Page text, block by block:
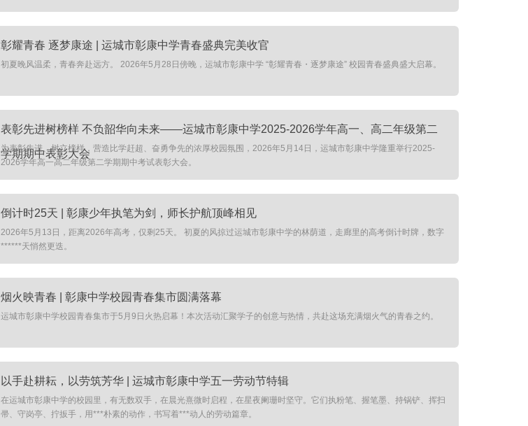
彰耀青春 逐梦康途 | 运城市彰康中学青春盛典完美收官
初夏晚风温柔，青春奔赴远方。 2026年5月28日傍晚，运城市彰康中学 “彰耀青春・逐梦康途” 校园青春盛典盛大启幕。
表彰先进树榜样 不负韶华向未来——运城市彰康中学2025-2026学年高一、高二年级第二
学期期中表彰大会
为表彰先进、树立榜样，营造比学赶超、奋勇争先的浓厚校园氛围，2026年5月14日，运城市彰康中学隆重举行2025-
2026学年高一高二年级第二学期期中考试表彰大会。
倒计时25天 | 彰康少年执笔为剑，师长护航顶峰相见
2026年5月13日，距离2026年高考，仅剩25天。 初夏的风掠过运城市彰康中学的林荫道，走廊里的高考倒计时牌，数字
******天悄然更迭。
烟火映青春 | 彰康中学校园青春集市圆满落幕
运城市彰康中学校园青春集市于5月9日火热启幕！本次活动汇聚学子的创意与热情，共赴这场充满烟火气的青春之约。
以手赴耕耘，以劳筑芳华 | 运城市彰康中学五一劳动节特辑
在运城市彰康中学的校园里，有无数双手，在晨光熹微时启程，在星夜阑珊时坚守。它们执粉笔、握笔墨、持锅铲、挥扫
帚、守岗亭、拧扳手，用***朴素的动作，书写着***动人的劳动篇章。